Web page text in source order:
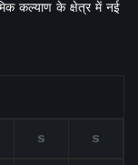
कल्याण के क्षेत्र में नई
S S